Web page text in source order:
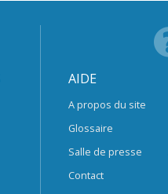
AIDE
A propos du site
Glossaire
Salle de presse
Contact